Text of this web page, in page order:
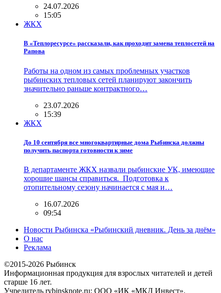
24.07.2026
15:05
ЖКХ
В «Теплоресурсе» рассказали, как проходит замена теплосетей на
Рапова
Работы на одном из самых проблемных участков
рыбинских тепловых сетей планируют закончить
значительно раньше контрактного…
23.07.2026
15:39
ЖКХ
До 10 сентября все многоквартирные дома Рыбинска должны
получить паспорта готовности к зиме
В департаменте ЖКХ назвали рыбинские УК, имеющие
хорошие шансы справиться. Подготовка к
отопительному сезону начинается с мая и…
16.07.2026
09:54
Новости Рыбинска «Рыбинский дневник. День за днём»
О нас
Реклама
©2015-2026 Рыбинск
Информационная продукция для взрослых читателей и детей
старше 16 лет.
Учредитель rybinsknote.ru: ООО «ИК «МКД Инвест».